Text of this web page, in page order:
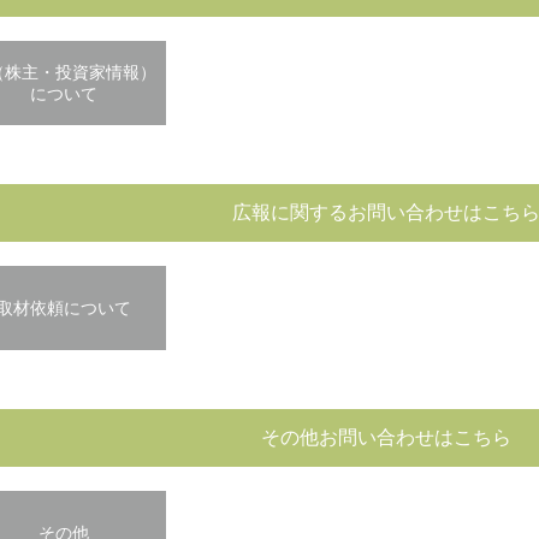
主・投資家情報）
について
広報に関するお問い合わせはこちら
材依頼について
その他お問い合わせはこちら
その他